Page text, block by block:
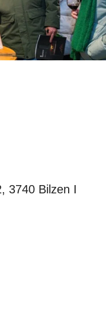
3740 Bilzen I